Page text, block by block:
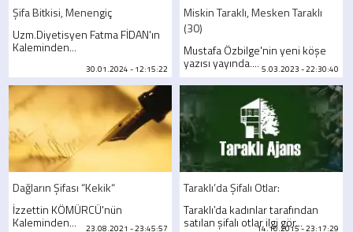
Şifa Bitkisi, Menengiç
Uzm.Diyetisyen Fatma FİDAN'ın
Kaleminden...
30.01.2024 - 12:15:22
Miskin Taraklı, Mesken Taraklı
(30)
Mustafa Özbilge'nin yeni köşe
yazısı yayında.... 5.03.2023 - 22:30:40
Dağların Şifası “Kekik“
İzzettin KÖMÜRCÜ'nün
Kaleminden... 23.08.2021 - 23:45:57
Taraklı’da Şifalı Otlar:
Taraklı’da kadınlar tarafından
satılan şifalı otlar ilgi gör...
14.10.2015 - 23:17:29